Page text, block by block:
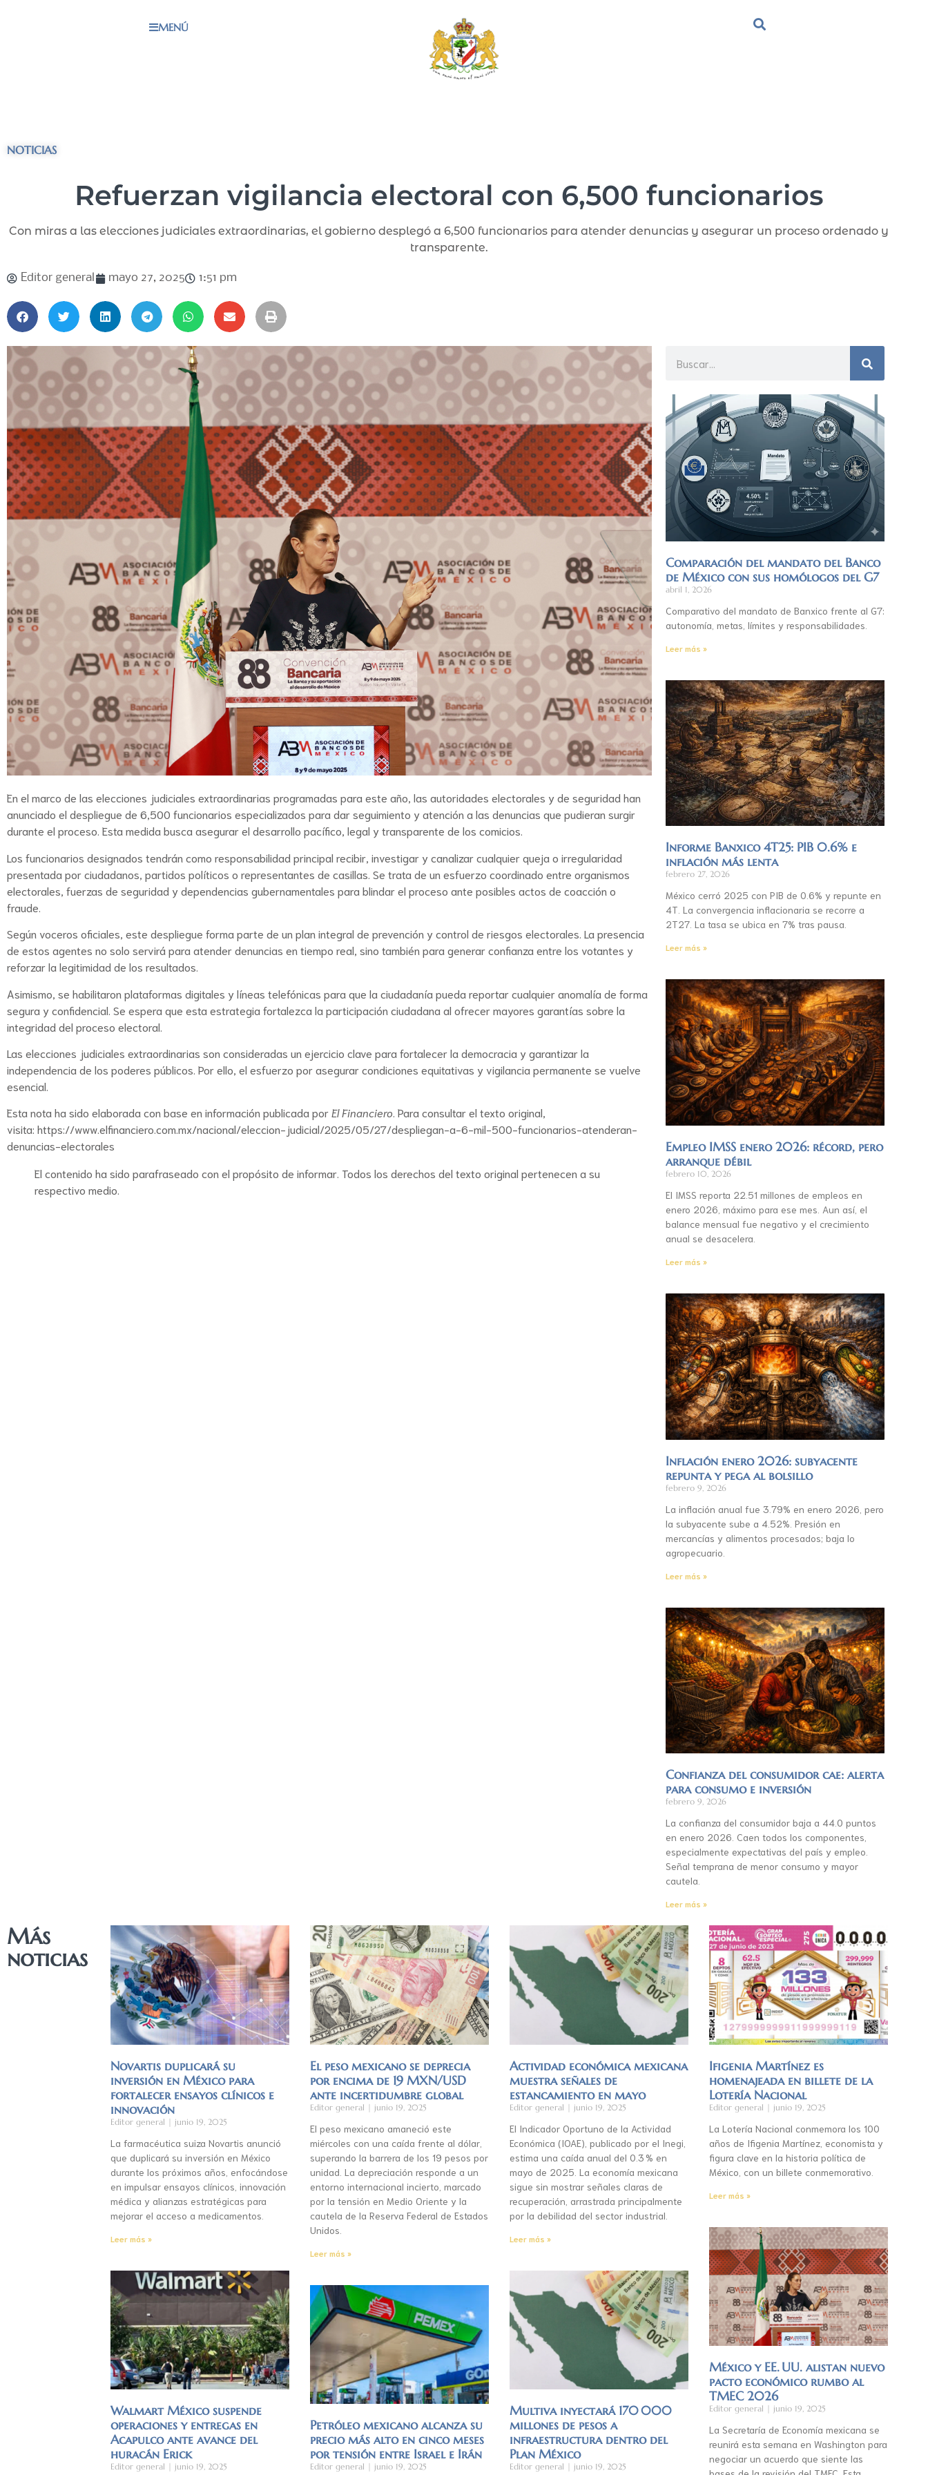
MENÚ
NOTICIAS
Refuerzan vigilancia electoral con 6,500 funcionarios
Con miras a las elecciones judiciales extraordinarias, el gobierno desplegó a 6,500 funcionarios para atender denuncias y asegurar un proceso ordenado y
transparente.
Editor general mayo 27, 2025 1:51 pm
En el marco de las elecciones judiciales extraordinarias programadas para este año, las autoridades electorales y de seguridad han
anunciado el despliegue de 6,500 funcionarios especializados para dar seguimiento y atención a las denuncias que pudieran surgir
durante el proceso. Esta medida busca asegurar el desarrollo pacífico, legal y transparente de los comicios.
Los funcionarios designados tendrán como responsabilidad principal recibir, investigar y canalizar cualquier queja o irregularidad
presentada por ciudadanos, partidos políticos o representantes de casillas. Se trata de un esfuerzo coordinado entre organismos
electorales, fuerzas de seguridad y dependencias gubernamentales para blindar el proceso ante posibles actos de coacción o
fraude.
Según voceros oficiales, este despliegue forma parte de un plan integral de prevención y control de riesgos electorales. La presencia
de estos agentes no solo servirá para atender denuncias en tiempo real, sino también para generar confianza entre los votantes y
reforzar la legitimidad de los resultados.
Asimismo, se habilitaron plataformas digitales y líneas telefónicas para que la ciudadanía pueda reportar cualquier anomalía de forma
segura y confidencial. Se espera que esta estrategia fortalezca la participación ciudadana al ofrecer mayores garantías sobre la
integridad del proceso electoral.
Las elecciones judiciales extraordinarias son consideradas un ejercicio clave para fortalecer la democracia y garantizar la
independencia de los poderes públicos. Por ello, el esfuerzo por asegurar condiciones equitativas y vigilancia permanente se vuelve
esencial.
Esta nota ha sido elaborada con base en información publicada porEl Financiero. Para consultar el texto original,
visita: https://www.elfinanciero.com.mx/nacional/eleccion-judicial/2025/05/27/despliegan-a-6-mil-500-funcionarios-atenderan-
denuncias-electorales
El contenido ha sido parafraseado con el propósito de informar. Todos los derechos del texto original pertenecen a su
respectivo medio.
Comparación del mandato del Banco
de México con sus homólogos del G7
abril 1, 2026
Comparativo del mandato de Banxico frente al G7:
autonomía, metas, límites y responsabilidades.
Leer más »
Informe Banxico 4T25: PIB 0.6% e
inflación más lenta
febrero 27, 2026
México cerró 2025 con PIB de 0.6% y repunte en
4T. La convergencia inflacionaria se recorre a
2T27. La tasa se ubica en 7% tras pausa.
Leer más »
Empleo IMSS enero 2026: récord, pero
arranque débil
febrero 10, 2026
El IMSS reporta 22.51 millones de empleos en
enero 2026, máximo para ese mes. Aun así, el
balance mensual fue negativo y el crecimiento
anual se desacelera.
Leer más »
Inflación enero 2026: subyacente
repunta y pega al bolsillo
febrero 9, 2026
La inflación anual fue 3.79% en enero 2026, pero
la subyacente sube a 4.52%. Presión en
mercancías y alimentos procesados; baja lo
agropecuario.
Leer más »
Confianza del consumidor cae: alerta
para consumo e inversión
febrero 9, 2026
La confianza del consumidor baja a 44.0 puntos
en enero 2026. Caen todos los componentes,
especialmente expectativas del país y empleo.
Señal temprana de menor consumo y mayor
cautela.
Leer más »
Más
noticias
Novartis duplicará su
inversión en México para
fortalecer ensayos clínicos e
innovación
Editor general junio 19, 2025
La farmacéutica suiza Novartis anunció
que duplicará su inversión en México
durante los próximos años, enfocándose
en impulsar ensayos clínicos, innovación
médica y alianzas estratégicas para
mejorar el acceso a medicamentos.
Leer más »
El peso mexicano se deprecia
por encima de 19 MXN/USD
ante incertidumbre global
Editor general junio 19, 2025
El peso mexicano amaneció este
miércoles con una caída frente al dólar,
superando la barrera de los 19 pesos por
unidad. La depreciación responde a un
entorno internacional incierto, marcado
por la tensión en Medio Oriente y la
cautela de la Reserva Federal de Estados
Unidos.
Leer más »
Actividad económica mexicana
muestra señales de
estancamiento en mayo
Editor general junio 19, 2025
El Indicador Oportuno de la Actividad
Económica (IOAE), publicado por el Inegi,
estima una caída anual del 0.3 % en
mayo de 2025. La economía mexicana
sigue sin mostrar señales claras de
recuperación, arrastrada principalmente
por la debilidad del sector industrial.
Leer más »
Ifigenia Martínez es
homenajeada en billete de la
Lotería Nacional
Editor general junio 19, 2025
La Lotería Nacional conmemora los 100
años de Ifigenia Martínez, economista y
figura clave en la historia política de
México, con un billete conmemorativo.
Leer más »
Walmart México suspende
operaciones y entregas en
Acapulco ante avance del
huracán Erick
Editor general junio 19, 2025
Petróleo mexicano alcanza su
precio más alto en cinco meses
por tensión entre Israel e Irán
Editor general junio 19, 2025
Multiva inyectará 170 000
millones de pesos a
infraestructura dentro del
Plan México
Editor general junio 19, 2025
México y EE. UU. alistan nuevo
pacto económico rumbo al
TMEC 2026
Editor general junio 19, 2025
La Secretaría de Economía mexicana se
reunirá esta semana en Washington para
negociar un acuerdo que siente las